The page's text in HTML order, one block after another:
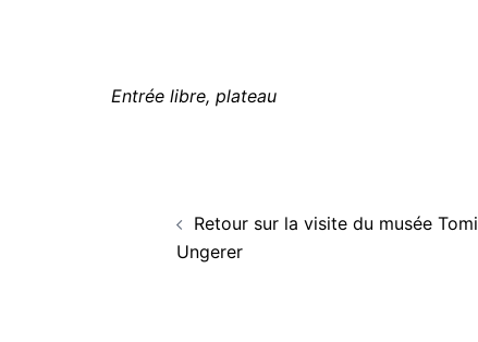
Entrée libre, plateau
d’article
Retour sur la visite du musée Tomi
Ungerer